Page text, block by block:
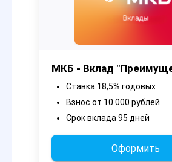
МКБ - Вклад
Ставка 18,5% годовых
Взнос от 10 000 рублей
Срок вклада 95 дней
Оформить